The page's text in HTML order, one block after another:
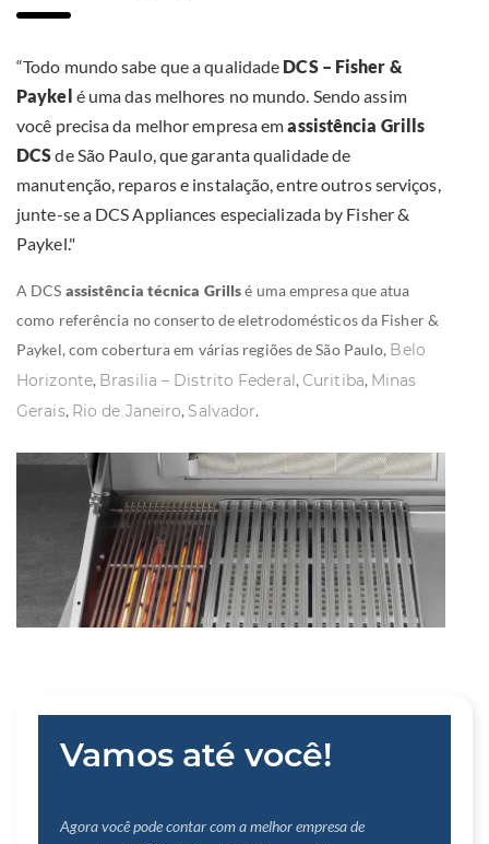
“Todo mundo sabe que a qualidade DCS – Fisher &
Paykel é uma das melhores no mundo. Sendo assim
você precisa da melhor empresa emassistência Grills
DCSde São Paulo, que garanta qualidade de
manutenção, reparos e instalação, entre outros serviços,
junte-se a DCS Appliances especializada by Fisher &
Paykel."
A DCS assistência técnica Grillsé uma empresa que atua
como referência no conserto de eletrodomésticos da Fisher &
Paykel, com cobertura em várias regiões de São Paulo, Belo
Horizonte, Brasilia – Distrito Federal,Curitiba, Minas
Gerais, Rio de Janeiro, Salvador.
Vamos até você!
Agora você pode contar com a melhor empresa de